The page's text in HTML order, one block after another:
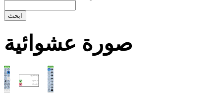
صورة عشوائية